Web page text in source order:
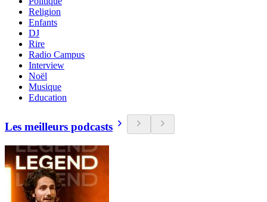
Religion
Enfants
DJ
Rire
Radio Campus
Interview
Noël
Musique
Education
Les meilleurs podcasts